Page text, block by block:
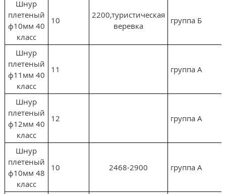
Шнур
плетеный
ф10мм 40
класс
10
2200,туристическая
веревка
группа Б
Шнур
плетеный
ф11мм 40
класс
11 группа А
Шнур
плетеный
ф12мм 40
класс
12 группа А
Шнур
плетеный
ф10мм 48
класс
10 2468-2900 группа А